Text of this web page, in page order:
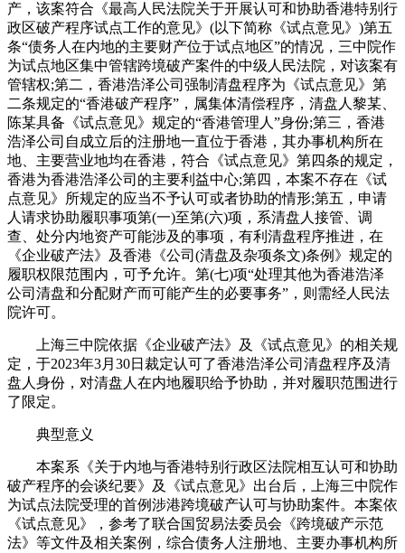
产，该案符合《最高人民法院关于开展认可和协助香港特别行
政区破产程序试点工作的意见》(以下简称《试点意见》)第五
条“债务人在内地的主要财产位于试点地区”的情况，三中院作
为试点地区集中管辖跨境破产案件的中级人民法院，对该案有
管辖权;第二，香港浩泽公司强制清盘程序为《试点意见》第
二条规定的“香港破产程序”，属集体清偿程序，清盘人黎某、
陈某具备《试点意见》规定的“香港管理人”身份;第三，香港
浩泽公司自成立后的注册地一直位于香港，其办事机构所在
地、主要营业地均在香港，符合《试点意见》第四条的规定，
香港为香港浩泽公司的主要利益中心;第四，本案不存在《试
点意见》所规定的应当不予认可或者协助的情形;第五，申请
人请求协助履职事项第(一)至第(六)项，系清盘人接管、调
查、处分内地资产可能涉及的事项，有利清盘程序推进，在
《企业破产法》及香港《公司(清盘及杂项条文)条例》规定的
履职权限范围内，可予允许。第(七)项“处理其他为香港浩泽
公司清盘和分配财产而可能产生的必要事务”，则需经人民法
院许可。
上海三中院依据《企业破产法》及《试点意见》的相关规
定，于2023年3月30日裁定认可了香港浩泽公司清盘程序及清
盘人身份，对清盘人在内地履职给予协助，并对履职范围进行
了限定。
典型意义
本案系《关于内地与香港特别行政区法院相互认可和协助
破产程序的会谈纪要》及《试点意见》出台后，上海三中院作
为试点法院受理的首例涉港跨境破产认可与协助案件。本案依
《试点意见》，参考了联合国贸易法委员会《跨境破产示范
法》等文件及相关案例，综合债务人注册地、主要办事机构所